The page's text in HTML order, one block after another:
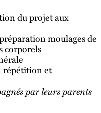
du projet aux
moulages de
corporels
répétition et
par leurs parents